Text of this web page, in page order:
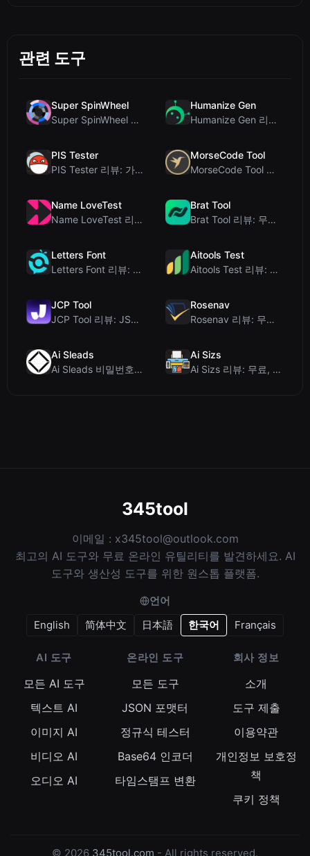
관련 도구
Super SpinWheel
Super SpinWheel 리뷰: 개인정보 보호 우선 무료 휠 스피너
Humanize Gen
Humanize Gen 리뷰: 이 무료 AI 휴머나이저 심층 분석
PIS Tester
PIS Tester 리뷰: 가짜 친구를 색출하는 AI 없는 우정 퀴즈
MorseCode Tool
MorseCode Tool 리뷰: 오디오 및 조명을 갖춘 무료 온라인 텍스트-모스 부호 변...
Name LoveTest
Name LoveTest 리뷰: 공유 가능한 이미지를 갖춘 개인정보 보호 중심의 연애 궁합...
Brat Tool
Brat Tool 리뷰: 무료 Charli XCX 스타일 Brat 텍스트 생성기
Letters Font
Letters Font 리뷰: 인스타그램 등에서 사용 가능한 무료 유니코드 글꼴 생성기
Aitools Test
Aitools Test 리뷰: 무료 브라우저 기반 AI 탐지기, 토큰 카운터 및 비용 추정...
JCP Tool
JCP Tool 리뷰: JSON, CSV, YAML, XML을 위한 무료 클라이언트 측 데...
Rosenav
Rosenav 리뷰: 무료 온라인 코사인 유사도 검사기 및 텍스트 차이 비교 도구
Ai Sleads
Ai Sleads 비밀번호 강도 검사기 리뷰: 제로 업로드, 실시간 엔트로피 분석
Ai Sizs
Ai Sizs 리뷰: 무료, 프라이빗 이미지 유사도 및 블러 감지 도구
345tool
이메일 : x345tool@outlook.com
최고의 AI 도구와 무료 온라인 유틸리티를 발견하세요. AI
도구와 생산성 도구를 위한 원스톱 플랫폼.
언어
English
简体中文 日本語 한국어 Français
AI 도구
모든 AI 도구
텍스트 AI
이미지 AI
비디오 AI
오디오 AI
온라인 도구
모든 도구
JSON 포맷터
정규식 테스터
Base64 인코더
타임스탬프 변환
회사 정보
소개
도구 제출
이용약관
개인정보 보호정
책
쿠키 정책
© 2026 345tool.com - All rights reserved.